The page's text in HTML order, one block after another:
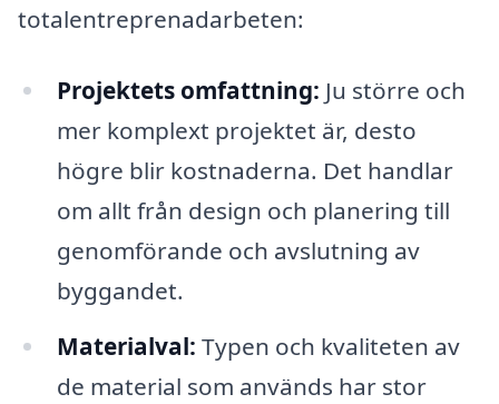
totalentreprenadarbeten:
Projektets omfattning: Ju större och
mer komplext projektet är, desto
högre blir kostnaderna. Det handlar
om allt från design och planering till
genomförande och avslutning av
byggandet.
Materialval: Typen och kvaliteten av
de material som används har stor